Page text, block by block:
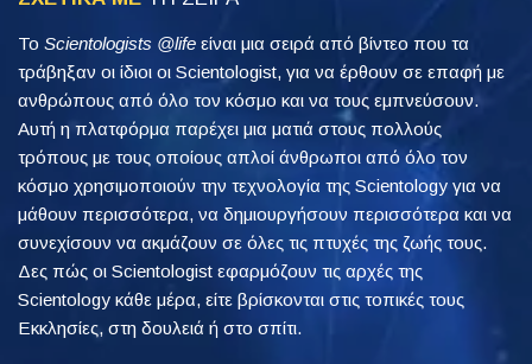
Το Scientologists @life είναι μια σειρά από βίντεο που τα
τράβηξαν οι ίδιοι οι Scientologist, για να έρθουν σε επαφή με
ανθρώπους από όλο τον κόσμο και να τους εμπνεύσουν.
Αυτή η πλατφόρμα παρέχει μια ματιά στους πολλούς
τρόπους με τους οποίους απλοί άνθρωποι από όλο τον
κόσμο χρησιμοποιούν την τεχνολογία της Scientology για να
μάθουν περισσότερα, να δημιουργήσουν περισσότερα και να
συνεχίσουν να ακμάζουν σε όλες τις πτυχές της ζωής τους.
Δες πώς οι Scientologist εφαρμόζουν τις αρχές της
Scientology κάθε μέρα, είτε βρίσκονται στις τοπικές τους
Εκκλησίες, στη δουλειά ή στο σπίτι.